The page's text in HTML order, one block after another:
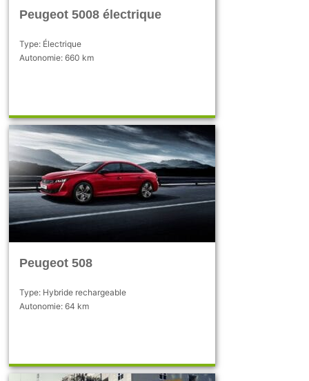
Peugeot 5008 électrique
Type: Électrique
Autonomie: 660 km
Peugeot 508
Type: Hybride rechargeable
Autonomie: 64 km